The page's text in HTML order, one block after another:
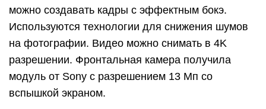
можно создавать кадры с эффектным бокэ.
Используются технологии для снижения шумов
на фотографии. Видео можно снимать в 4K
разрешении. Фронтальная камера получила
модуль от Sony с разрешением 13 Мп со
вспышкой экраном.